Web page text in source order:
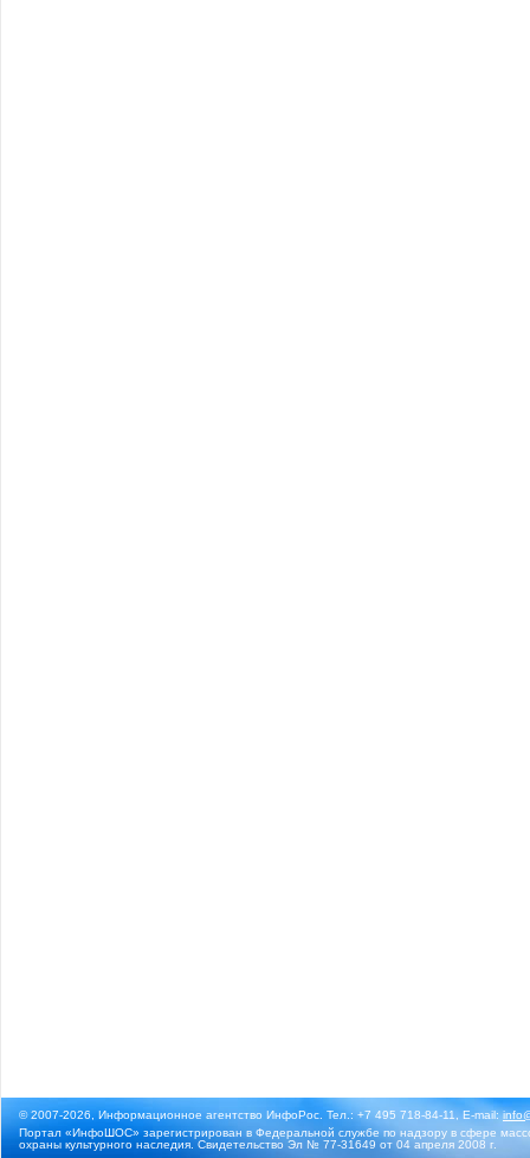
© 2007-2026, Информационное агентство ИнфоРос. Тел.: +7 495 718-84-11, E-mail:
Портал «ИнфоШОС» зарегистрирован в Федеральной службе по надзору в сфере
охраны культурного наследия. Свидетельство Эл № 77-31649 от 04 апреля 2008 г.